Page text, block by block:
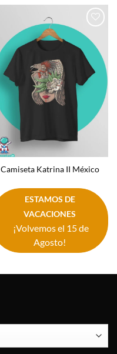
Añadir
a la
lista de
deseos
Camiseta Katrina II México
ESTAMOS DE
VACACIONES
¡Volvemos el 15 de
Agosto!